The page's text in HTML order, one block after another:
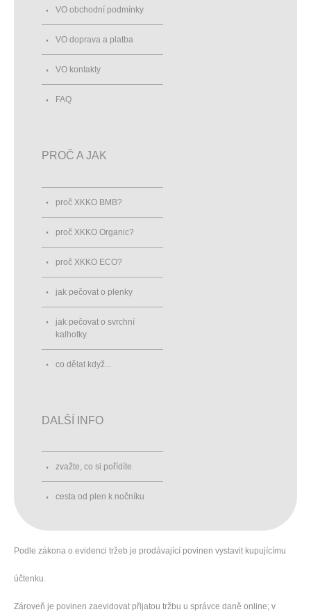
VO obchodní podmínky
VO doprava a platba
VO kontakty
FAQ
PROČ A JAK
proč XKKO BMB?
proč XKKO Organic?
proč XKKO ECO?
jak pečovat o plenky
jak pečovat o svrchní
kalhotky
co dělat když...
DALŠÍ INFO
zvažte, co si pořídíte
cesta od plen k nočníku
Podle zákona o evidenci tržeb je prodávající povinen vystavit kupujícímu
účtenku.
Zároveň je povinen zaevidovat přijatou tržbu u správce daně online; v